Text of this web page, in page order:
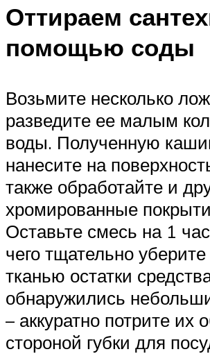
Оттираем
помощью соды
Возьмите несколько
разведите ее малым
воды. Полученную
нанесите на
также обработайте и
хромированные
Оставьте смесь на 1
чего тщательно уберите
тканью остатки
обнаружились
– аккуратно потрите их
стороной губки для